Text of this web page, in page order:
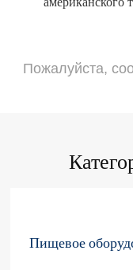
Пожалуйста,
Пищевое